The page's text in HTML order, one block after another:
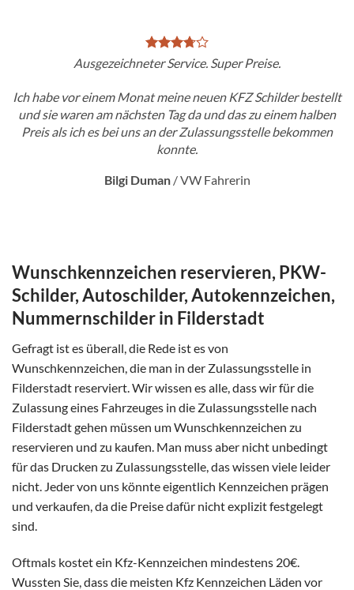
Ausgezeichneter Service. Super Preise.
Ich habe vor einem Monat meine neuen KFZ Schilder bestellt
und sie waren am nächsten Tag da und das zu einem halben
Preis als ich es bei uns an der Zulassungsstelle bekommen
konnte.
Bilgi Duman /VW Fahrerin
Wunschkennzeichen reservieren, PKW-
Schilder, Autoschilder, Autokennzeichen,
Nummernschilder in Filderstadt
Gefragt ist es überall, die Rede ist es von
Wunschkennzeichen, die man in der Zulassungsstelle in
Filderstadt reserviert. Wir wissen es alle, dass wir für die
Zulassung eines Fahrzeuges in die Zulassungsstelle nach
Filderstadt gehen müssen um Wunschkennzeichen zu
reservieren und zu kaufen. Man muss aber nicht unbedingt
für das Drucken zu Zulassungsstelle, das wissen viele leider
nicht. Jeder von uns könnte eigentlich Kennzeichen prägen
und verkaufen, da die Preise dafür nicht explizit festgelegt
sind.
Oftmals kostet ein Kfz-Kennzeichen mindestens 20€.
Wussten Sie, dass die meisten Kfz Kennzeichen Läden vor